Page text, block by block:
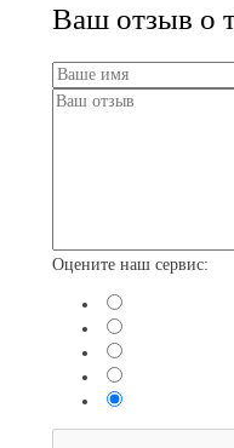
Ваш отзыв о
Оцените наш сервис: